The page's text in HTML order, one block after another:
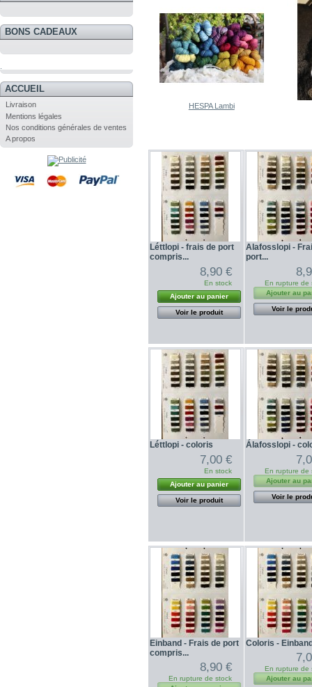
BONS CADEAUX
ACCUEIL
Livraison
Mentions légales
Nos conditions générales de ventes
A propos
HESPA Lambi
Léttlopi - frais de port
compris...
8,90 €
En stock
Ajouter au panier
Voir le produit
Alafosslopi -
port...
En rupture de
Ajouter au
Voir le
Léttlopi - coloris
7,00 €
En stock
Ajouter au panier
Voir le produit
Álafosslopi -
En rupture de
Ajouter au
Voir le
Einband - Frais de port
compris...
8,90 €
En rupture de stock
Coloris -
En rupture de
Ajouter au